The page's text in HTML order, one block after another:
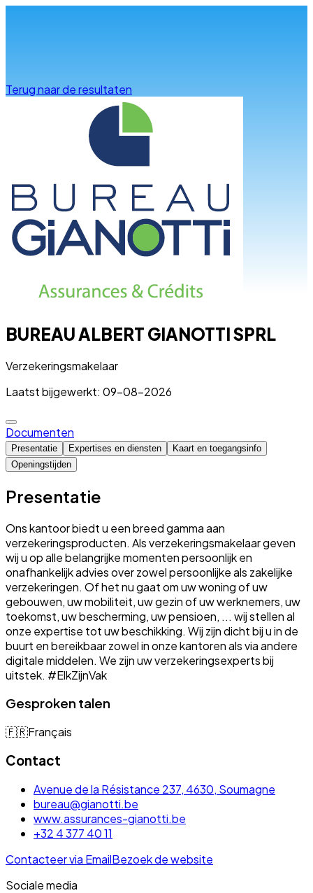
Terug naar de resultaten
BUREAU ALBERT GIANOTTI SPRL
Verzekeringsmakelaar
Laatst bijgewerkt: 09-08-2026
Documenten
Presentatie Expertises en diensten
Kaart en toegangsinfo
Openingstijden
Presentatie
Ons kantoor biedt u een breed gamma aan
verzekeringsproducten. Als verzekeringsmakelaar geven
wij u op alle belangrijke momenten persoonlijk en
onafhankelijk advies over zowel persoonlijke als zakelijke
verzekeringen. Of het nu gaat om uw woning of uw
gebouwen, uw mobiliteit, uw gezin of uw werknemers, uw
toekomst, uw bescherming, uw pensioen, ... wij stellen al
onze expertise tot uw beschikking. Wij zijn dicht bij u in de
buurt en bereikbaar zowel in onze kantoren als via andere
digitale middelen. We zijn uw verzekeringsexperts bij
uitstek. #ElkZijnVak
Gesproken talen
🇫🇷Français
Contact
Avenue de la Résistance 237, 4630, Soumagne
bureau@gianotti.be
www.assurances-gianotti.be
+32 4 377 40 11
Contacteer via EmailBezoek de website
Sociale media